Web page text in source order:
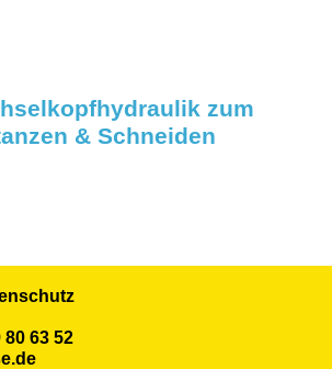
zum
& Schneiden
63 52